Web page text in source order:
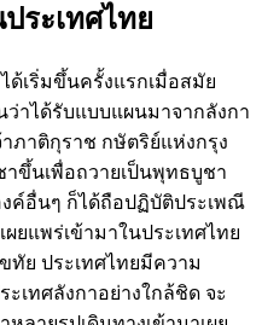
ระเทศไทย
ได้เริ่มขึ้นครั้งแรกเมื่อสมัย
าได้รับแบบแผนมาจากลังกา
ภาติกุราช กษัตริย์แห่งกรุง
ขึ้นเพื่อถวายเป็นพุทธบูชา
ค์อื่นๆ ก็ได้ถือปฏิบัติประเพณี
ยแพร่เข้ามาในประเทศไทย
ทัย ประเทศไทยมีความ
เทศลังกาอย่างใกล้ชิด จะ